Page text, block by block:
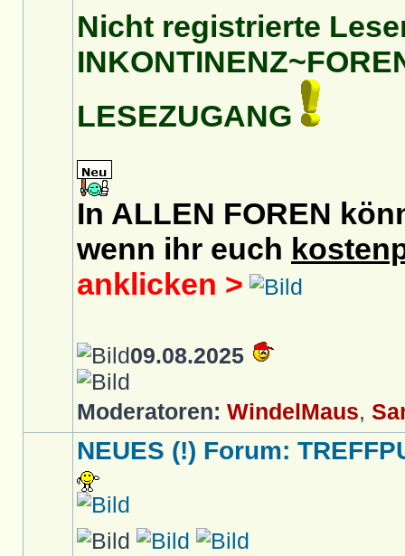
Nicht registrierte
LESEZUGANG
In ALLEN FOREN
wenn ihr euch
anklicken >
09.08.2025
Moderatoren: WindelMaus,
NEUES (!) Forum: